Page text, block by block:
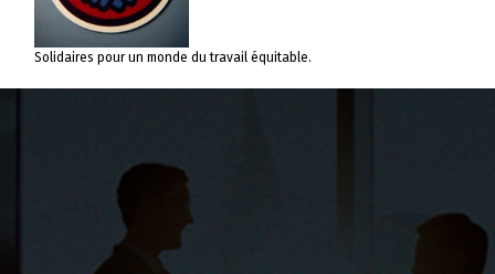
Solidaires pour un monde du travail équitable.